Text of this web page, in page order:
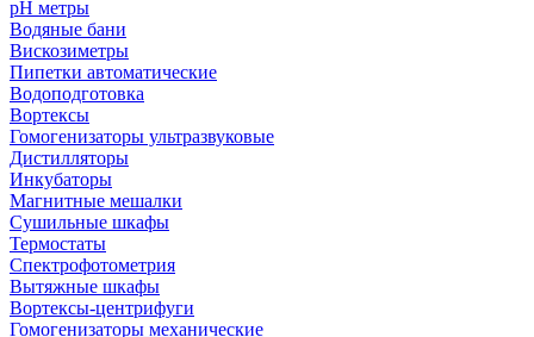
рН метры
Водяные бани
Вискозиметры
Пипетки автоматические
Водоподготовка
Вортексы
Гомогенизаторы ультразвуковые
Дистилляторы
Инкубаторы
Магнитные мешалки
Сушильные шкафы
Термостаты
Спектрофотометрия
Вытяжные шкафы
Вортексы-центрифуги
Гомогенизаторы механические